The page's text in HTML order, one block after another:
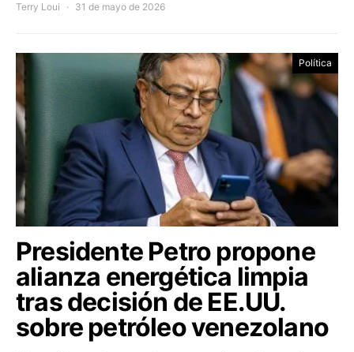
Terry Loui 31 de mayo de 2026
Política
Presidente Petro propone
alianza energética limpia
tras decisión de EE.UU.
sobre petróleo venezolano